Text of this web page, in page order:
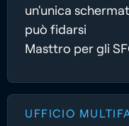
un'unica
può fidarsi
Masttro per gli
UFFICIO